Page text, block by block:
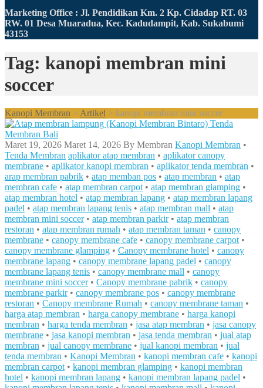
Marketing Office : Jl. Pendidikan Km. 2 Kp. Cidadap RT. 03
RW. 01 Desa Muaradua, Kec. Kadudampit, Kab. Sukabumi
43153
Tag: kanopi membran mini
soccer
Kanopi Membran > Artikel > kanopi membran mini soccer
Maret 19, 2026 Maret 14, 2026 By Membran Kanopi Membran •
Tenda Membran aplikator atap membran • aplikator canopy
membrane • aplikator kanopi membran • aplikator tenda membran •
arap membran pabrik • atap memban pos • atap membran • atap
membran cafe • atap membran carpot • atap membran glamping •
atap membran hotel • atap membran lapang • atap membran lapang
padel • atap membran lapang tenis • atap membran mall • atap
membran mini soccer• atap membran parkir• atap membran
restoran • atap membran rumah • atap membran taman • canopy
membrane • canopy membrane cafe • canopy membrane carpot •
canopy membrane glamping • Canopy membrane hotel • canopy
membrane lapang • canopy membrane lapang padel • canopy
membrane lapang tenis • canopy membrane mall • canopy
membrane mini soccer• Canopy membrane pabrik • canopy
membrane parkir• canopy membrane pos • canopy membrane
restoran • Canopy membrane Rumah • canopy membrane taman •
harga atap membran • harga canopy membrane • harga kanopi
membran • harga tenda membran • jasa atap membran • jasa canopy
membrane • jasa kanopi membran • jasa tenda membran • jual atap
membran • jual canopy membrane • jual kanopi membran • jual
tenda membran • Kanopi Membran • kanopi membran cafe • kanopi
membran carpot • kanopi membran glamping • kanopi membran
hotel • kanopi membran lapang • kanopi membran lapang padel •